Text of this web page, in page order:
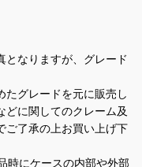
となりますが、グレード
たグレードを元に販売し
どに関してのクレーム及
ご了承の上お買い上げ下
時にケースの内部や外部